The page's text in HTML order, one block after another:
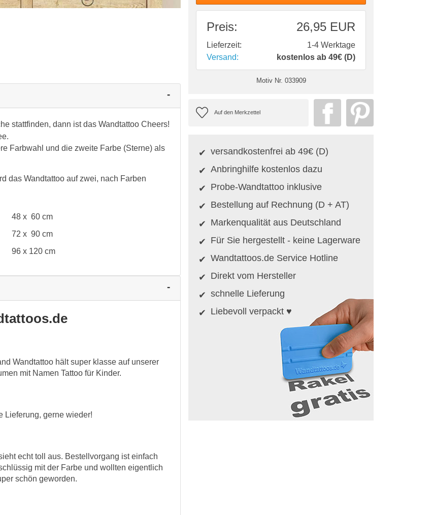
stattfinden, dann ist das Wandtattoo Cheers!
Farbwahl und die zweite Farbe (Sterne) als
das Wandtattoo auf zwei, nach Farben
48 x 60 cm
72 x 90 cm
96 x 120 cm
Wandtattoo hält super klasse auf unserer
mit Namen Tattoo für Kinder.
Lieferung, gerne wieder!
echt toll aus. Bestellvorgang ist einfach
mit der Farbe und wollten eigentlich
schön geworden.
Preis: 26,95 EUR
Lieferzeit:
1-4 Werktage
Versand:
kostenlos ab 49€ (D)
Motiv Nr. 033909
versandkostenfrei ab 49€ (D)
Anbringhilfe kostenlos dazu
Probe-Wandtattoo inklusive
Bestellung auf Rechnung (D + AT)
Markenqualität aus Deutschland
Für Sie hergestellt - keine Lagerware
Wandtattoos.de Service Hotline
Direkt vom Hersteller
schnelle Lieferung
Liebevoll verpackt ♥